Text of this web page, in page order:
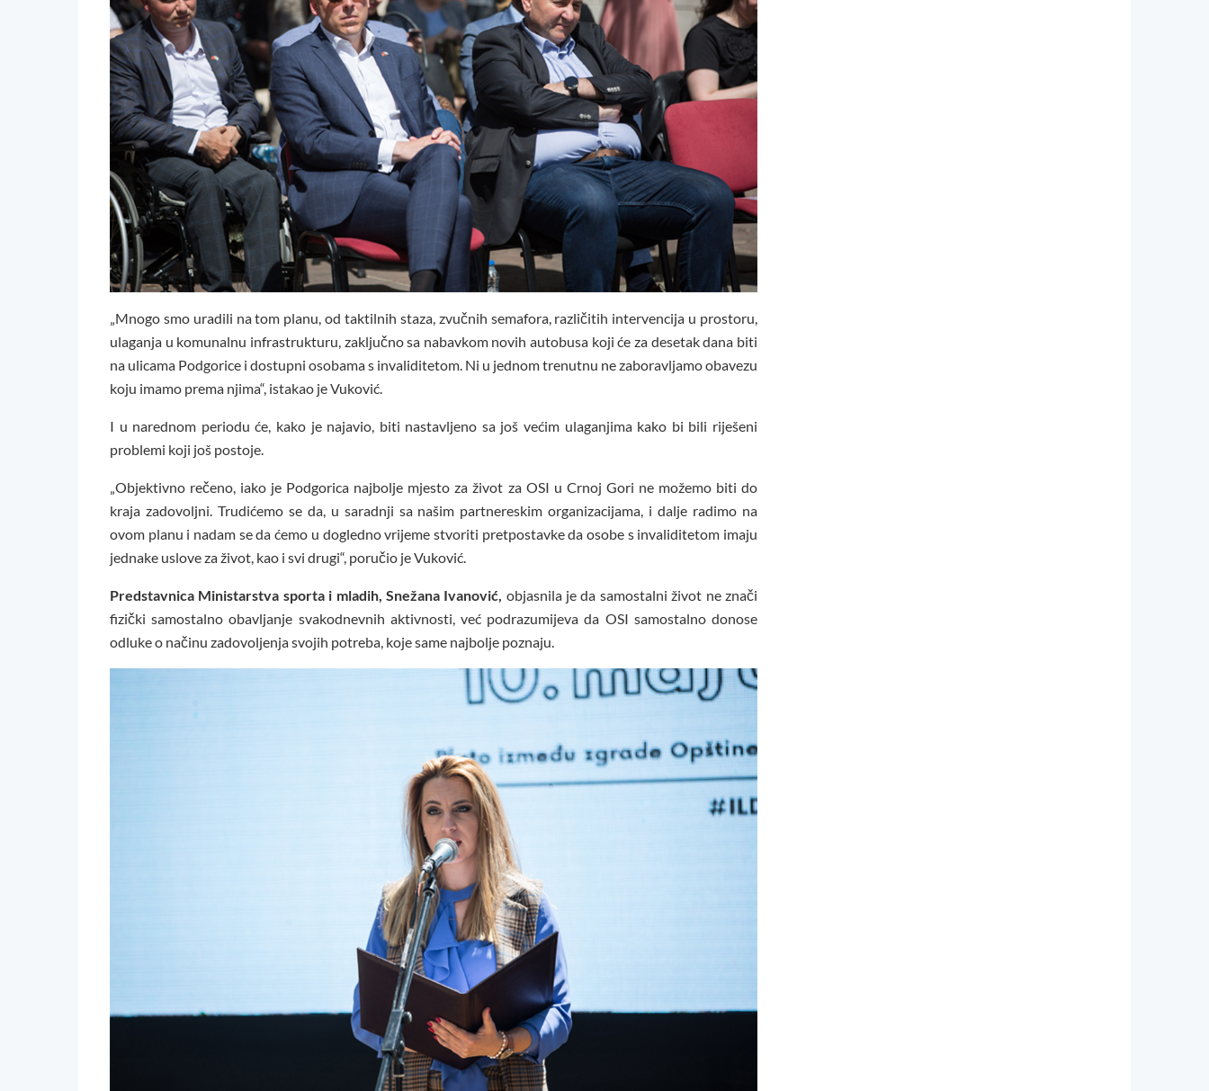
„Mnogo smo uradili na tom planu, od taktilnih staza, zvučnih semafora, različitih intervencija u prostoru,
ulaganja u komunalnu infrastrukturu, zaključno sa nabavkom novih autobusa koji će za desetak dana biti
na ulicama Podgorice i dostupni osobama s invaliditetom. Ni u jednom trenutnu ne zaboravljamo obavezu
koju imamo prema njima“, istakao je Vuković.
I u narednom periodu će, kako je najavio, biti nastavljeno sa još većim ulaganjima kako bi bili riješeni
problemi koji još postoje.
„Objektivno rečeno, iako je Podgorica najbolje mjesto za život za OSI u Crnoj Gori ne možemo biti do
kraja zadovoljni. Trudićemo se da, u saradnji sa našim partnereskim organizacijama, i dalje radimo na
ovom planu i nadam se da ćemo u dogledno vrijeme stvoriti pretpostavke da osobe s invaliditetom imaju
jednake uslove za život, kao i svi drugi“, poručio je Vuković.
Predstavnica Ministarstva sporta i mladih, Snežana Ivanović, objasnila je da samostalni život ne znači
fizički samostalno obavljanje svakodnevnih aktivnosti, već podrazumijeva da OSI samostalno donose
odluke o načinu zadovoljenja svojih potreba, koje same najbolje poznaju.